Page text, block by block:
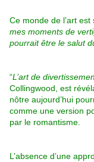
Ce monde de l’art
mes moments de
pourrait être le salut
“L’art de
Collingwood, est
nôtre aujourd’hui
comme une version
par le romantisme.
L’absence d’une